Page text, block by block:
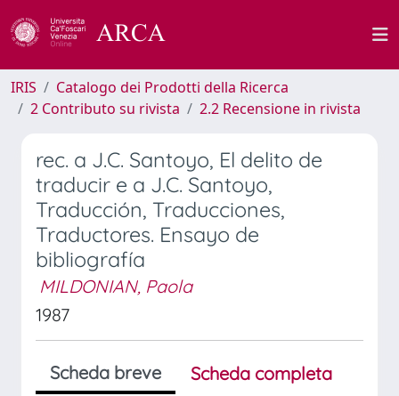
IRIS
Catalogo dei Prodotti della Ricerca
2 Contributo su rivista
2.2 Recensione in rivista
rec. a J.C. Santoyo, El delito de
traducir e a J.C. Santoyo,
Traducción, Traducciones,
Traductores. Ensayo de
bibliografía
MILDONIAN, Paola
1987
Scheda breve
Scheda completa